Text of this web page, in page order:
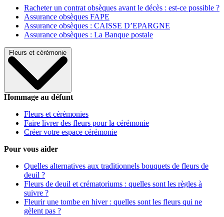
Racheter un contrat obsèques avant le décès : est-ce possible ?
Assurance obsèques FAPE
Assurance obsèques : CAISSE D’EPARGNE
Assurance obsèques : La Banque postale
Fleurs et cérémonie
Hommage au défunt
Fleurs et cérémonies
Faire livrer des fleurs pour la cérémonie
Créer votre espace cérémonie
Pour vous aider
Quelles alternatives aux traditionnels bouquets de fleurs de
deuil ?
Fleurs de deuil et crématoriums : quelles sont les règles à
suivre ?
Fleurir une tombe en hiver : quelles sont les fleurs qui ne
gèlent pas ?